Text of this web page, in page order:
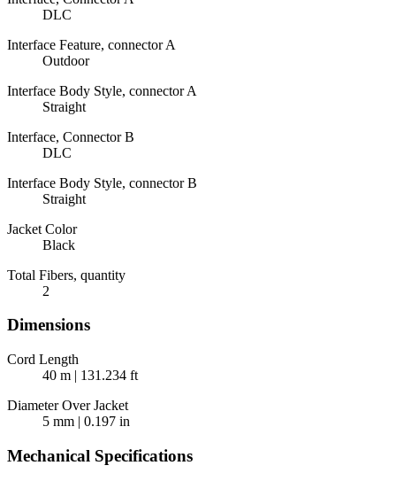
DLC
Interface Feature, connector A
Outdoor
Interface Body Style, connector A
Straight
Interface, Connector B
DLC
Interface Body Style, connector B
Straight
Jacket Color
Black
Total Fibers, quantity
2
Dimensions
Cord Length
40 m | 131.234 ft
Diameter Over Jacket
5 mm | 0.197 in
Mechanical Specifications